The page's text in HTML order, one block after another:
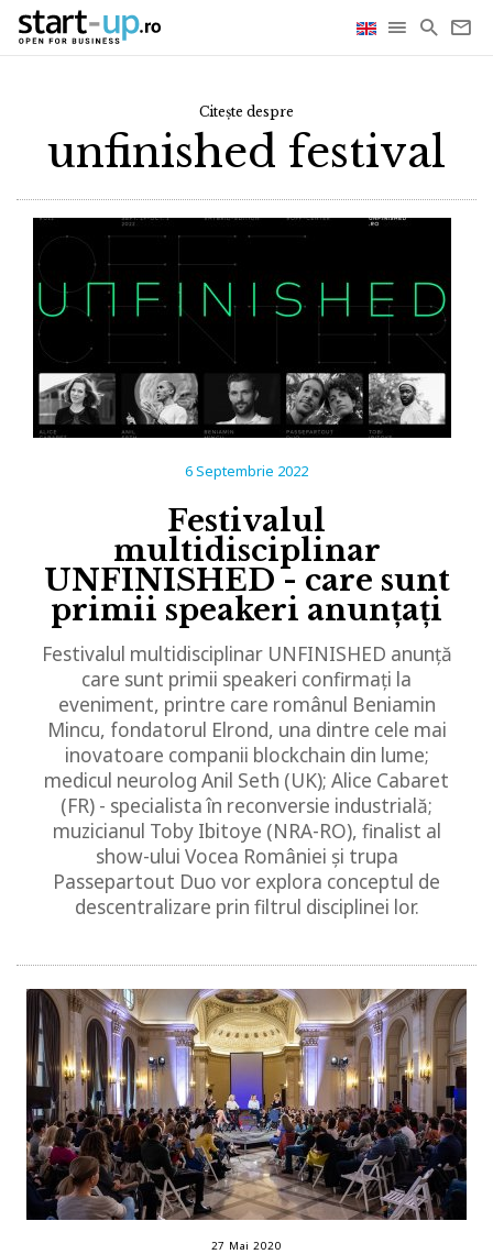
Citește despre
unfinished festival
6 Septembrie 2022
Festivalul
multidisciplinar
UNFINISHED - care sunt
primii speakeri anunțați
Festivalul multidisciplinar UNFINISHED anunță
care sunt primii speakeri confirmați la
eveniment, printre care românul Beniamin
Mincu, fondatorul Elrond, una dintre cele mai
inovatoare companii blockchain din lume;
medicul neurolog Anil Seth (UK); Alice Cabaret
(FR) - specialista în reconversie industrială;
muzicianul Toby Ibitoye (NRA-RO), finalist al
show-ului Vocea României și trupa
Passepartout Duo vor explora conceptul de
descentralizare prin filtrul disciplinei lor.
27 Mai 2020